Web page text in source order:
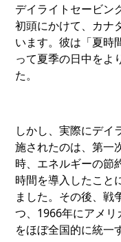
デイライトセービン
初頭にかけて、カナ
います。彼は「夏時
って夏季の日中をよ
た。
しかし、実際にデイ
施されたのは、第一
時、エネルギーの節
時間を導入したこと
ました。その後、戦
つ、1966年にアメ
をほぼ全国的に統一